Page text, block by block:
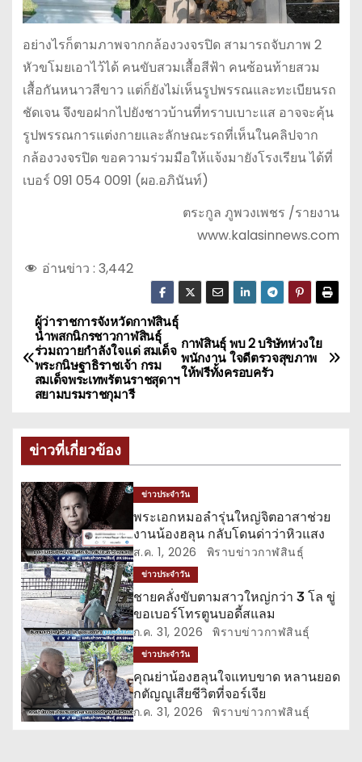
อย่างไรก็ตามภาพจากกล้องวงจรปิด สามารถจับภาพ 2
หัวขโมยเอาไว้ได้ คนขับสวมเสื้อสีฟ้า คนซ้อนท้ายสวม
เสื้อกันหนาวสีขาว แต่ก็ยังไม่เห็นรูปพรรณและทะเบียนรถ
ชัดเจน จึงขอฝากไปยังชาวบ้านที่ทราบเบาะแส อาจจะคุ้น
รูปพรรณการแต่งกายและลักษณะรถที่เห็นในคลิปจาก
กล้องวงจรปิด ขอความร่วมมือให้แจ้งมายังโรงเรียน ได้ที่
เบอร์ 091 054 0091 (ผอ.อภินันท์)
ตระกูล ภูพวงเพชร /รายงาน
www.kalasinnews.com
อ่านข่าว : 3,442
แ
น
แ
น
ว
เ
รื่
อ
ง
กาฬสินธุ์ พบ 2 บริษัทห่วงใย
พนักงาน ใจดีตรวจสุขภาพ
ให้ฟรีทั้งครอบครัว
ผู้ว่าราชการจังหวัดกาฬสินธุ์
นำพสกนิกรชาวกาฬสินธุ์
ร่วมถวายกำลังใจแด่ สมเด็จ
พระกนิษฐาธิราชเจ้า กรม
สมเด็จพระเทพรัตนราชสุดาฯ
สยามบรมราชกุมารี
ข่าวที่เกี่ยวข้อง
ข่าวประจำวัน
พระเอกหมอลำรุ่นใหญ่จิตอาสาช่วย
งานน้องฮลุน กลับโดนด่าว่าหิวแสง
ส.ค. 1, 2026 พิราบข่าวกาฬสินธุ์
ข่าวประจำวัน
ชายคลั่งขับตามสาวใหญ่กว่า 3 โล ขู่
ขอเบอร์โทรตูนบอดี้สแลม
ก.ค. 31, 2026 พิราบข่าวกาฬสินธุ์
ข่าวประจำวัน
คุณย่าน้องฮลุนใจแทบขาด หลานยอด
กตัญญูเสียชีวิตที่จอร์เจีย
ก.ค. 31, 2026 พิราบข่าวกาฬสินธุ์